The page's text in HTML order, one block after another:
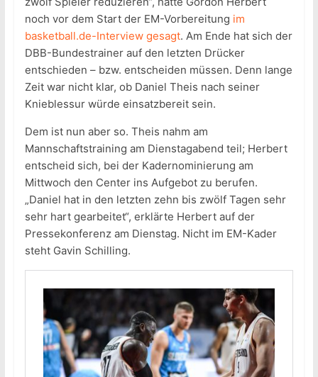
noch vor dem Start der EM-Vorbereitung im
basketball.de-Interview gesagt. Am Ende hat sich der
DBB-Bundestrainer auf den letzten Drücker
entschieden – bzw. entscheiden müssen. Denn lange
Zeit war nicht klar, ob Daniel Theis nach seiner
Knieblessur würde einsatzbereit sein.
Dem ist nun aber so. Theis nahm am
Mannschaftstraining am Dienstagabend teil; Herbert
entscheid sich, bei der Kadernominierung am
Mittwoch den Center ins Aufgebot zu berufen.
„Daniel hat in den letzten zehn bis zwölf Tagen sehr
sehr hart gearbeitet“, erklärte Herbert auf der
Pressekonferenz am Dienstag. Nicht im EM-Kader
steht Gavin Schilling.